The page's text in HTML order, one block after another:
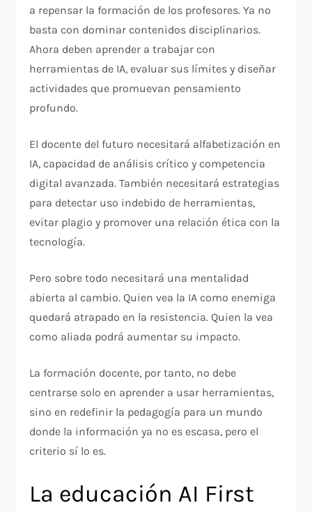
a repensar la formación de los profesores. Ya no
basta con dominar contenidos disciplinarios.
Ahora deben aprender a trabajar con
herramientas de IA, evaluar sus límites y diseñar
actividades que promuevan pensamiento
profundo.
El docente del futuro necesitará alfabetización en
IA, capacidad de análisis crítico y competencia
digital avanzada. También necesitará estrategias
para detectar uso indebido de herramientas,
evitar plagio y promover una relación ética con la
tecnología.
Pero sobre todo necesitará una mentalidad
abierta al cambio. Quien vea la IA como enemiga
quedará atrapado en la resistencia. Quien la vea
como aliada podrá aumentar su impacto.
La formación docente, por tanto, no debe
centrarse solo en aprender a usar herramientas,
sino en redefinir la pedagogía para un mundo
donde la información ya no es escasa, pero el
criterio sí lo es.
La educación AI First